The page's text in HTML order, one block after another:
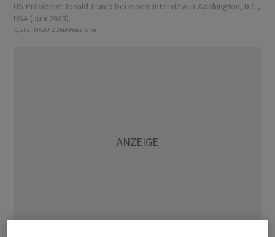
US-Präsident Donald Trump bei einem Interview in Washington, D.C.,
USA (Juni 2025).
Quelle: IMAGO/ZUMA Press Wire